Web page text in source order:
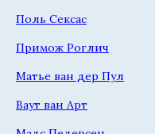
Поль Сексас
Примож Роглич
Матье ван дер Пул
Ваут ван Арт